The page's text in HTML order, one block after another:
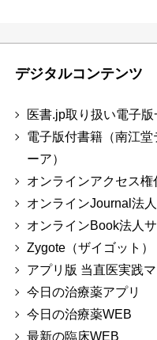
デジタルコンテンツ
医書.jp取り扱い電子版
電子版付書籍（南江堂
ーア）
オンラインアクセス権
オンラインJournal法
オンラインBook法人
Zygote（ザイゴット）
アプリ版 当直医実践
今日の治療薬アプリ
今日の治療薬WEB
最新の臨床WEB